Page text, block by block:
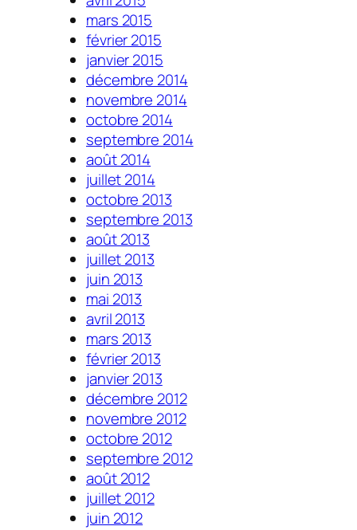
mars 2015
février 2015
janvier 2015
décembre 2014
novembre 2014
octobre 2014
septembre 2014
août 2014
juillet 2014
octobre 2013
septembre 2013
août 2013
juillet 2013
juin 2013
mai 2013
avril 2013
mars 2013
février 2013
janvier 2013
décembre 2012
novembre 2012
octobre 2012
septembre 2012
août 2012
juillet 2012
juin 2012